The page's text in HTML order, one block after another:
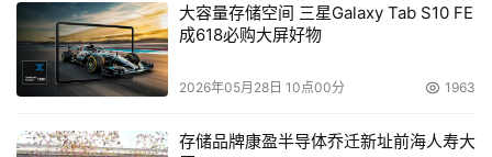
深信服科技推出的SINFOR M5100是一款高性价比的硬件
VPN/防火墙网关，适用于中型企业总部网络或大型企业的
区域总部网络。该产品又分标准版、专业版两款，其中标准
百兆网络接口，为双线路VPN，支持两条Internet线路带宽
大容量存储空间 三星Galaxy Tab S10 FE
成618必购大屏好物
2026年05月28日 10点00分 1963
存储品牌康盈半导体乔迁新址前海人寿大